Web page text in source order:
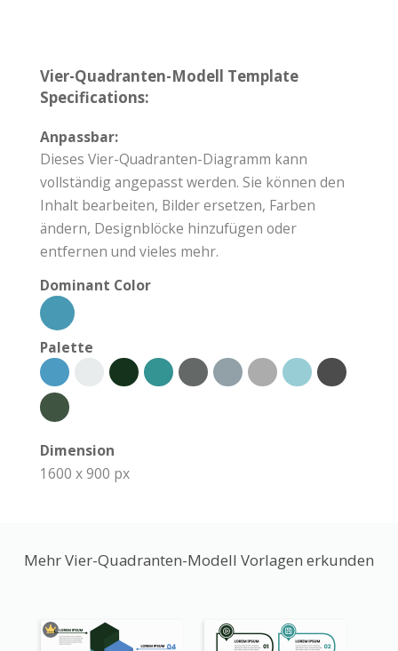
Vier-Quadranten-Modell Template
Specifications:
Anpassbar:
Dieses Vier-Quadranten-Diagramm kann
vollständig angepasst werden. Sie können den
Inhalt bearbeiten, Bilder ersetzen, Farben
ändern, Designblöcke hinzufügen oder
entfernen und vieles mehr.
Dominant Color
Palette
Dimension
1600 x 900 px
Mehr Vier-Quadranten-Modell Vorlagen erkunden